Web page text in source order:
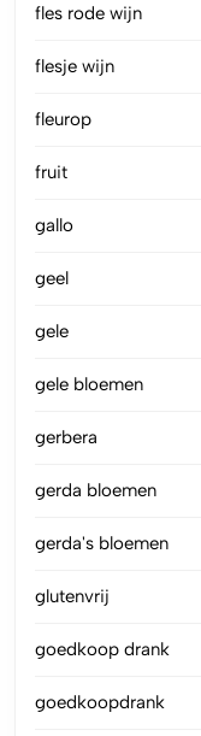
fles rode wijn
flesje wijn
fleurop
fruit
gallo
geel
gele
gele bloemen
gerbera
gerda bloemen
gerda's bloemen
glutenvrij
goedkoop drank
goedkoopdrank